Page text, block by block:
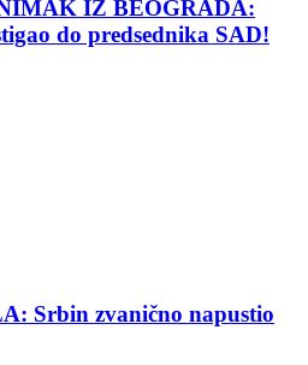
IZ BEOGRADA:
do predsednika SAD!
Srbin zvanično napustio